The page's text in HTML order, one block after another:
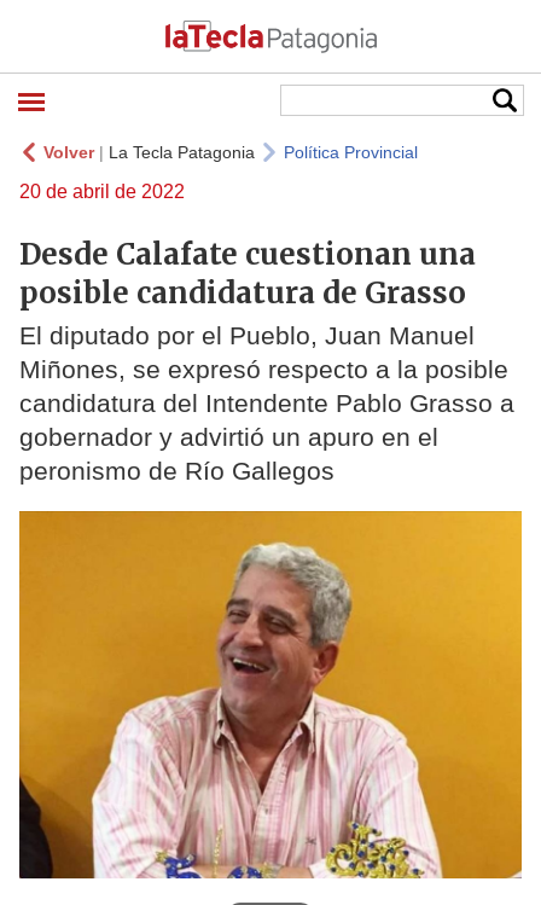
Volver| La Tecla Patagonia Política Provincial
20 de abril de 2022
Desde Calafate cuestionan una
posible candidatura de Grasso
El diputado por el Pueblo, Juan Manuel
Miñones, se expresó respecto a la posible
candidatura del Intendente Pablo Grasso a
gobernador y advirtió un apuro en el
peronismo de Río Gallegos